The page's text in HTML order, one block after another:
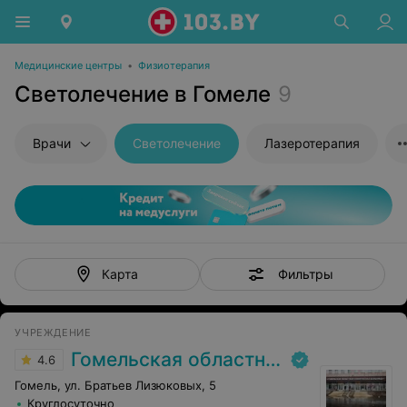
Медицинские центры • Физиотерапия
Светолечение в Гомеле 9
Врачи Светолечение Лазеротерапия
Карта Фильтры
УЧРЕЖДЕНИЕ
4.6 Гомельская областная клиническая больница
Гомель, ул. Братьев Лизюковых, 5
Круглосуточно